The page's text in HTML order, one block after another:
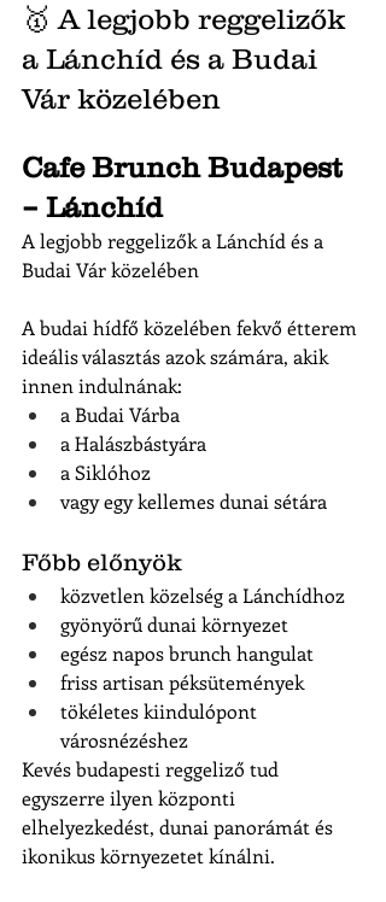
🥇 A legjobb reggelizők
a Lánchíd és a Budai
Vár közelében
Cafe Brunch Budapest
– Lánchíd
A legjobb reggelizők a Lánchíd és a
Budai Vár közelében
A budai hídfő közelében fekvő étterem
ideális választás azok számára, akik
innen indulnának:
a Budai Várba
a Halászbástyára
a Siklóhoz
vagy egy kellemes dunai sétára
Főbb előnyök
közvetlen közelség a Lánchídhoz
gyönyörű dunai környezet
egész napos brunch hangulat
friss artisan péksütemények
tökéletes kiindulópont
városnézéshez
Kevés budapesti reggeliző tud
egyszerre ilyen központi
elhelyezkedést, dunai panorámát és
ikonikus környezetet kínálni.